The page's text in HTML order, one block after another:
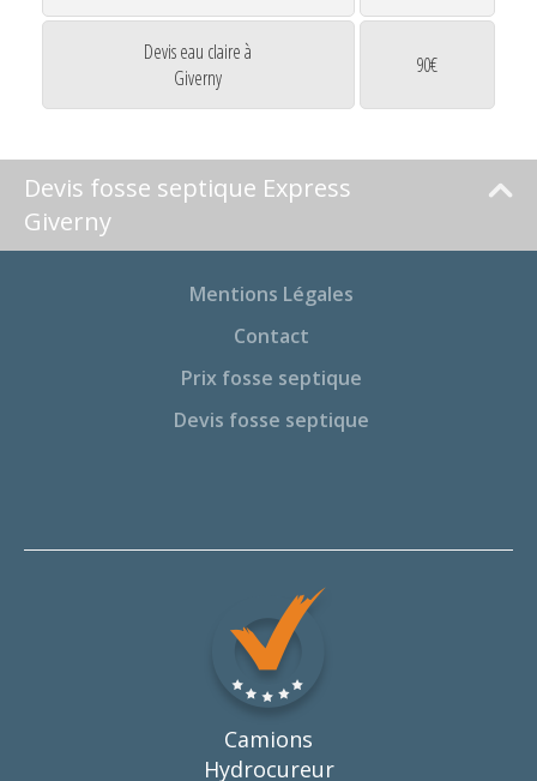
Devis eau claire à
Giverny
90€
Devis fosse septique Express
Giverny
Mentions Légales
Contact
Prix fosse septique
Devis fosse septique
Camions
Hydrocureur